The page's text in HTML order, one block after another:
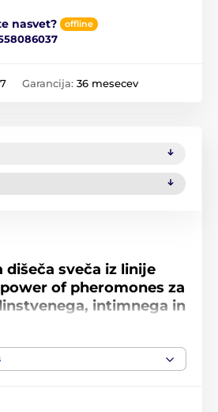
nasvet? offline
Garancija: 36 mesecev
sveča iz linije
of pheromones za
intimnega in
edinstveno, intimno in
romantični večerji, predigri,
dnevu? Potem je edinstvena